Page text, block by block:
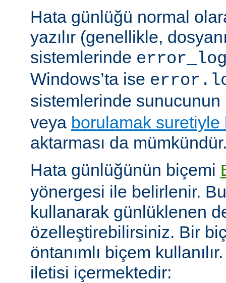
Hata günlüğü normal
yazılır (genellikle,
sistemlerinde
Windows’ta ise
sistemlerinde sunucunun
veya borulamak
aktarması da
Hata günlüğünün biçemi
yönergesi ile belirlenir.
kullanarak günlüklenen
özelleştirebilirsiniz. Bir
öntanımlı biçem
iletisi içermektedir: